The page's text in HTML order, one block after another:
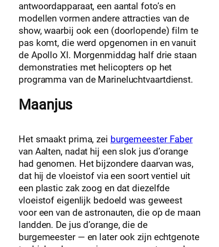
antwoordapparaat, een aantal foto’s en
modellen vormen andere attracties van de
show, waarbij ook een (doorlopende) film te
pas komt, die werd opgenomen in en vanuit
de Apollo XI. Morgenmiddag half drie staan
demonstraties met helicopters op het
programma van de Marineluchtvaartdienst.
Maanjus
Het smaakt prima, zei burgemeester Faber
van Aalten, nadat hij een slok jus d’orange
had genomen. Het bijzondere daarvan was,
dat hij de vloeistof via een soort ventiel uit
een plastic zak zoog en dat diezelfde
vloeistof eigenlijk bedoeld was geweest
voor een van de astronauten, die op de maan
landden. De jus d’orange, die de
burgemeester — en later ook zijn echtgenote